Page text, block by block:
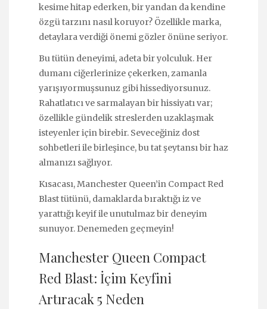
kesime hitap ederken, bir yandan da kendine
özgü tarzını nasıl koruyor? Özellikle marka,
detaylara verdiği önemi gözler önüne seriyor.
Bu tütün deneyimi, adeta bir yolculuk. Her
dumanı ciğerlerinize çekerken, zamanla
yarışıyormuşsunuz gibi hissediyorsunuz.
Rahatlatıcı ve sarmalayan bir hissiyatı var;
özellikle gündelik streslerden uzaklaşmak
isteyenler için birebir. Seveceğiniz dost
sohbetleri ile birleşince, bu tat şeytansı bir haz
almanızı sağlıyor.
Kısacası, Manchester Queen’in Compact Red
Blast tütünü, damaklarda bıraktığı iz ve
yarattığı keyif ile unutulmaz bir deneyim
sunuyor. Denemeden geçmeyin!
Manchester Queen Compact
Red Blast: İçim Keyfini
Artıracak 5 Neden